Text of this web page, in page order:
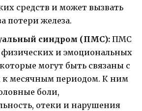
средств и может вызвать
потери железа.
синдром (ПМС): ПМС
и эмоциональных
могут быть связаны с
месячным периодом. К ним
боли,
отеки и нарушения